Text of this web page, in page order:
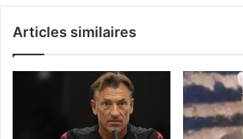
Articles similaires